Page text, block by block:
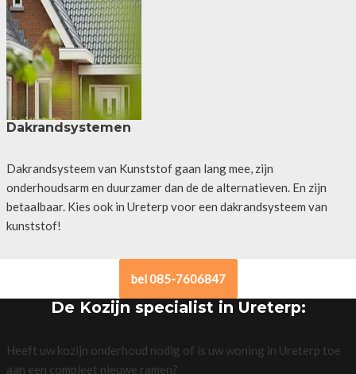
Dakrandsystemen
Dakrandsysteem van Kunststof gaan lang mee, zijn
onderhoudsarm en duurzamer dan de de alternatieven. En zijn
betaalbaar. Kies ook in Ureterp voor een dakrandsysteem van
kunststof!
bel 085-7606847
De Kozijn specialist in Ureterp:
Heeft uw kozijn onderhoud nodig of is uw woning in Ureterp toe
aan een compleet nieuwe ramen?